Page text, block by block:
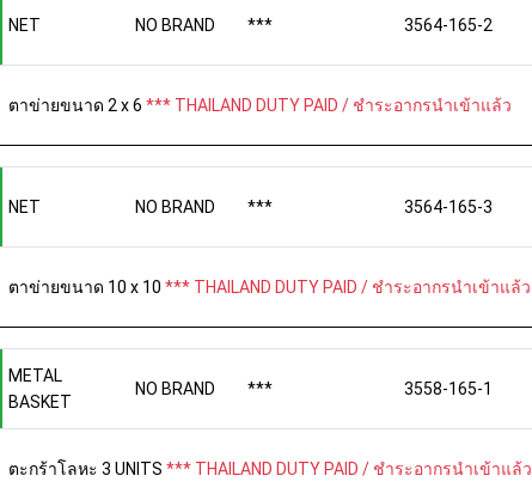
NET NO BRAND *** 3564-165-2
ตาข่ายขนาด 2 x 6 *** THAILAND DUTY PAID / ชำระอากรนำเข้าแล้ว
NET NO BRAND *** 3564-165-3
ตาข่ายขนาด 10 x 10 *** THAILAND DUTY PAID / ชำระอากรนำเข้าแล้ว
METAL
BASKET
NO BRAND *** 3558-165-1
ตะกร้าโลหะ 3 UNITS *** THAILAND DUTY PAID / ชำระอากรนำเข้าแล้ว